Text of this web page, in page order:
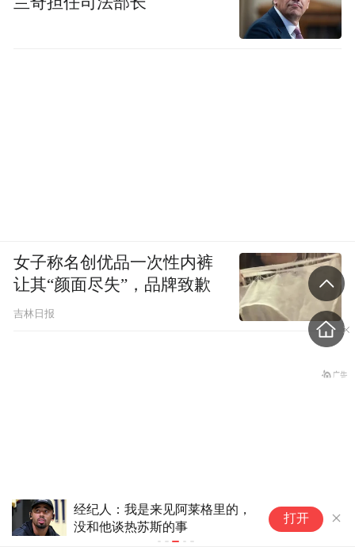
唐田：泰山是豪门不是青训俱乐
部；我的足球哲学来自孙子兵法
打开
女子称名创优品一次性内裤
让其“颜面尽失”，品牌致歉
吉林日报